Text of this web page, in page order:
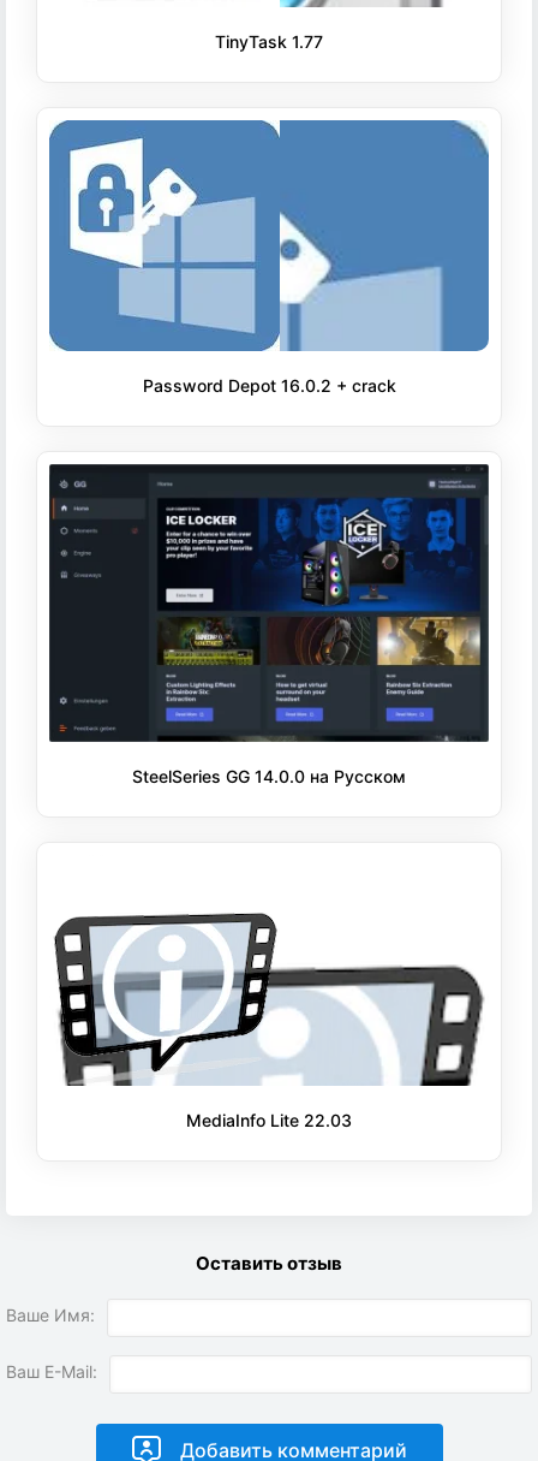
TinyTask 1.77
Password Depot 16.0.2 + crack
SteelSeries GG 14.0.0 на Русском
MediaInfo Lite 22.03
Оставить отзыв
Ваше Имя:
Ваш E-Mail: